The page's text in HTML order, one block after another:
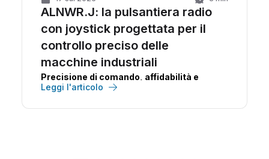
ALNWR.J: la pulsantiera radio
con joystick progettata per il
controllo preciso delle
macchine industriali
Precisione di comando, affidabilità e
continuità operativa in un unico
Leggi l'articolo